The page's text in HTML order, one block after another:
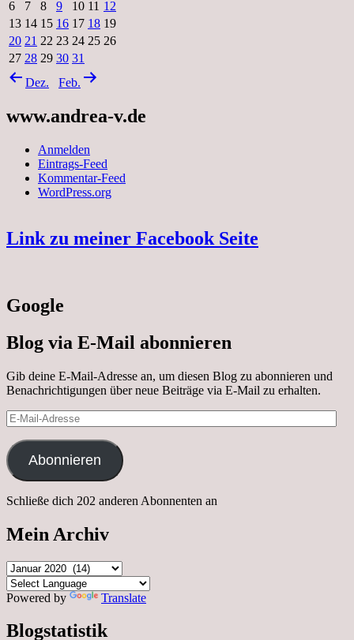
6 7 8 9 10 11 12
13 14 15 16 17 18 19
20 21 22 23 24 25 26
27 28 29 30 31
Dez.
Feb.
www.andrea-v.de
Anmelden
Eintrags-Feed
Kommentar-Feed
WordPress.org
Link zu meiner Facebook Seite
Google
Blog via E-Mail abonnieren
Gib deine E-Mail-Adresse an, um diesen Blog zu abonnieren und
Benachrichtigungen über neue Beiträge via E-Mail zu erhalten.
E-
Mail-
Adresse
Abonnieren
Schließe dich 202 anderen Abonnenten an
Mein Archiv
Mein
Archiv
Powered by
Translate
Blogstatistik